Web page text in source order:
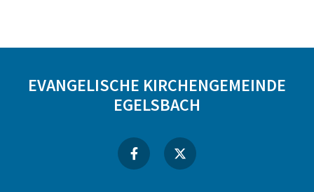
EVANGELISCHE KIRCHENGEMEINDE
EGELSBACH